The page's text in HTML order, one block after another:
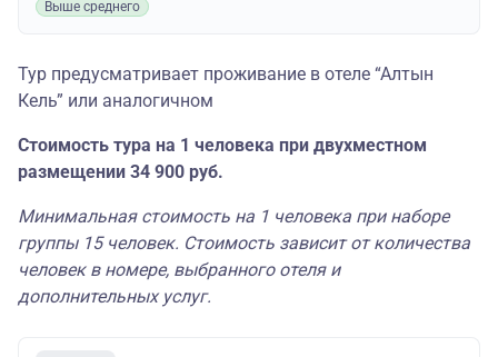
Выше среднего
Тур предусматривает проживание в отеле “Алтын
Кель” или аналогичном
Стоимость тура на 1 человека при двухместном
размещении 34 900 руб.
Минимальная стоимость на 1 человека при наборе
группы 15 человек. Стоимость зависит от количества
человек в номере, выбранного отеля и
дополнительных услуг.